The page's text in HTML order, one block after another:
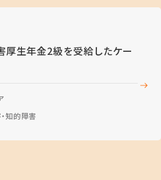
厚生年金2級を受給したケー
知的障害